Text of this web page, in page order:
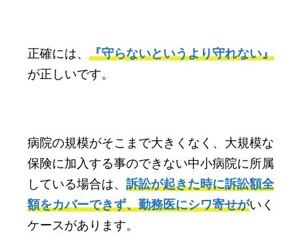
正確には、 『守らないというより守れない』
が正しいです。
病院の規模がそこまで大きくなく、大規模な
保険に加入する事のできない中小病院に所属
している場合は、 訴訟が起きた時に訴訟額全
額をカバーできず、勤務医にシワ寄せがいく
ケースがあります。